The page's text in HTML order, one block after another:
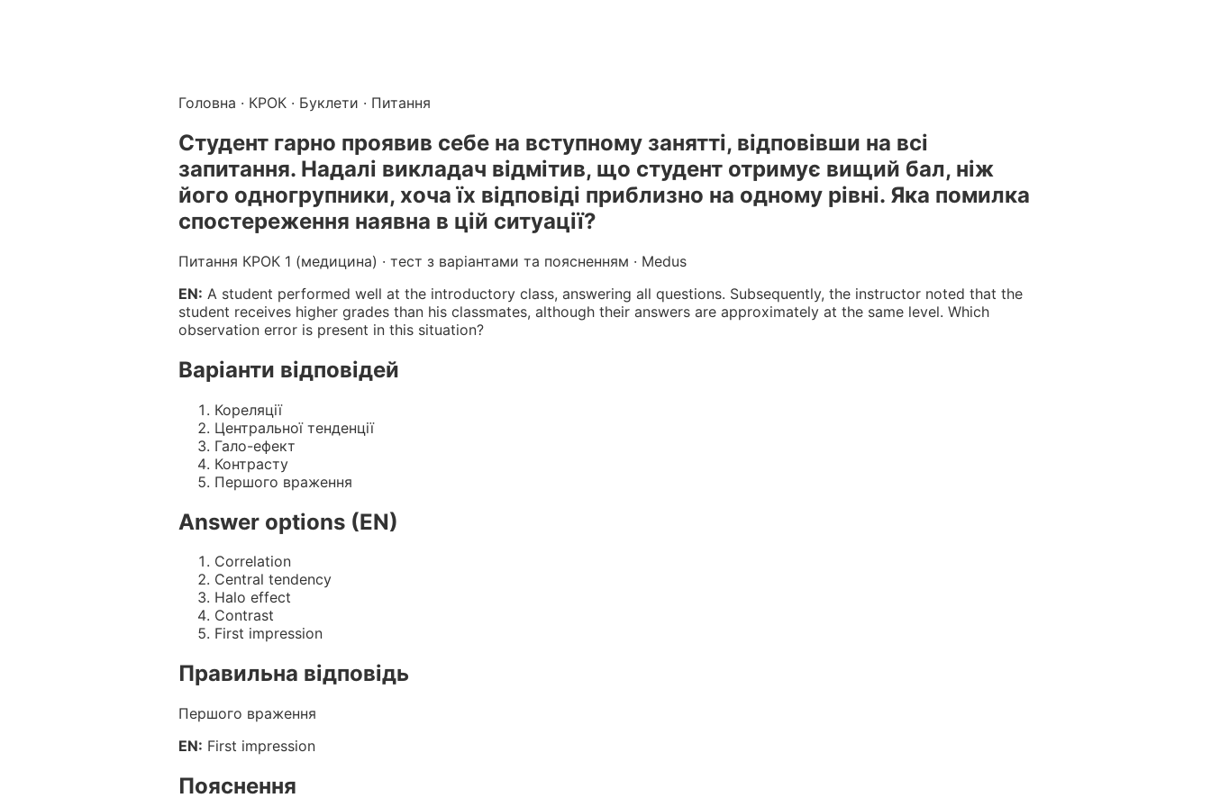
Головна · КРОК · Буклети · Питання
Студент гарно проявив себе на вступному занятті, відповівши на всі
запитання. Надалі викладач відмітив, що студент отримує вищий бал, ніж
його одногрупники, хоча їх відповіді приблизно на одному рівні. Яка помилка
спостереження наявна в цій ситуації?
Питання КРОК 1 (медицина) · тест з варіантами та поясненням · Medus
EN: A student performed well at the introductory class, answering all questions. Subsequently, the instructor noted that the
student receives higher grades than his classmates, although their answers are approximately at the same level. Which
observation error is present in this situation?
Варіанти відповідей
Кореляції
Центральної тенденції
Гало-ефект
Контрасту
Першого враження
Answer options (EN)
Correlation
Central tendency
Halo effect
Contrast
First impression
Правильна відповідь
Першого враження
EN: First impression
Пояснення